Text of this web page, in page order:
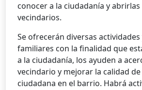
conocer a la ciudadanía y abrirlas
vecindarios.
Se ofrecerán diversas
familiares con la finalidad que
a la ciudadanía, los ayuden a
vecindario y mejorar la calidad
ciudadana en el barrio. Habrá